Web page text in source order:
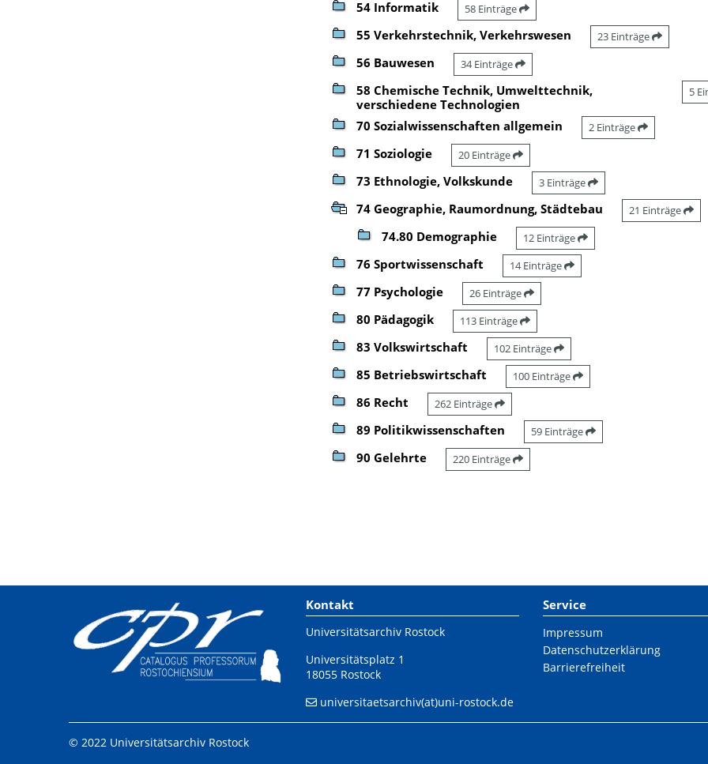
54 Informatik 58 Einträge
55 Verkehrstechnik, Verkehrswesen 23 Einträge
56 Bauwesen 34 Einträge
58 Chemische Technik, Umwelttechnik,
verschiedene Technologien
5
70 Sozialwissenschaften allgemein 2 Einträge
71 Soziologie 20 Einträge
73 Ethnologie, Volkskunde 3 Einträge
74 Geographie, Raumordnung, Städtebau 21 Einträge
74.80 Demographie 12 Einträge
76 Sportwissenschaft 14 Einträge
77 Psychologie 26 Einträge
80 Pädagogik 113 Einträge
83 Volkswirtschaft 102 Einträge
85 Betriebswirtschaft 100 Einträge
86 Recht 262 Einträge
89 Politikwissenschaften 59 Einträge
90 Gelehrte 220 Einträge
Kontakt
Universitätsarchiv Rostock
Universitätsplatz 1
18055 Rostock
universitaetsarchiv(at)uni-rostock.de
Service
Impressum
Datenschutzerklärung
Barrierefreiheit
© 2022 Universitätsarchiv Rostock